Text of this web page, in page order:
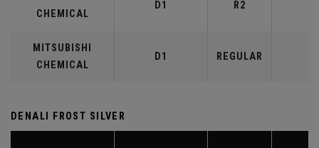
CHEMICAL
D1 R2
MITSUBISHI
CHEMICAL
D1 REGULAR
DENALI FROST SILVER